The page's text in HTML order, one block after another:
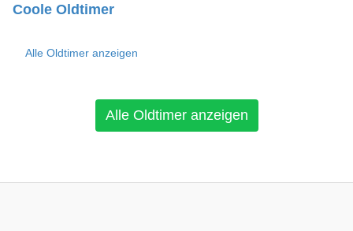
Coole Oldtimer
Alle Oldtimer anzeigen
Alle Oldtimer anzeigen